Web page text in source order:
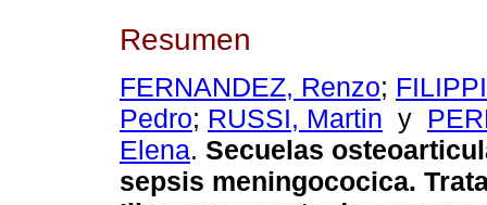
Resumen
FERNANDEZ, Renzo;
Pedro; RUSSI, Martin y
Elena. Secuelas
sepsis meningococica.